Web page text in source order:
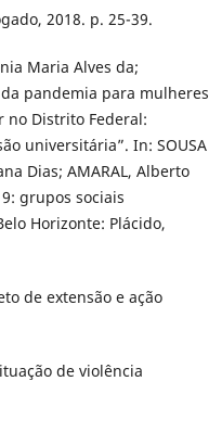
2018. p. 25-39.
Maria Alves da;
pandemia para mulheres
no Distrito Federal:
universitária”. In: SOUSA
Dias; AMARAL, Alberto
grupos sociais
Horizonte: Plácido,
de extensão e ação
de violência